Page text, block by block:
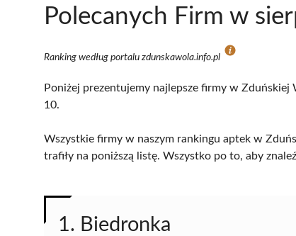
Polecanych Firm w
Ranking według portalu zdunskawola.info.pl
Poniżej prezentujemy najlepsze firmy w Zduńskiej
10.
Wszystkie firmy w naszym rankingu aptek w
trafiły na poniższą listę. Wszystko po to, aby
1. Biedronka